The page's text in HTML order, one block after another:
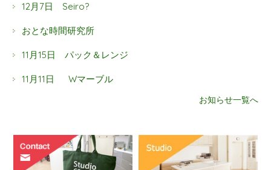
12月7日 Seiro?
おとな時間研究所
11月15日 パック＆レンジ
11月11日 Wマーブル
お知らせ一覧へ